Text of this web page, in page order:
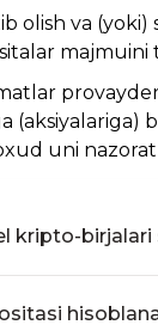
va (yoki)
uni nazorat
kripto-